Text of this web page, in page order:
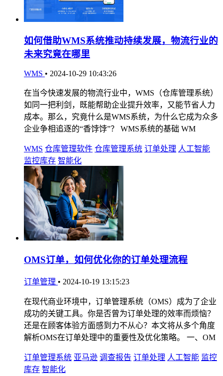
如何借助WMS系统推动持续发展，物流行业的
未来究竟在哪里
WMS • 2024-10-29 10:43:26
在当今快速发展的物流行业中，WMS（仓库管理系统）
如同一把利剑，既能帮助企业提升效率，又能节省人力
成本。那么，究竟什么是WMS系统，为什么它成为众多
企业争相追逐的“香饽饽”？ WMS系统的基础 WM
WMS 仓库管理软件 仓库管理系统 订单处理 人工智能
监控库存 智能化
OMS订单，如何优化你的订单处理流程
订单管理 • 2024-10-19 13:15:23
在现代商业环境中，订单管理系统（OMS）成为了企业
成功的关键工具。你是否曾为订单处理的效率而烦恼？
还是在顾客体验方面感到力不从心？本文将从多个角度
解析OMS在订单处理中的重要性及优化策略。 一、OM
订单管理系统 亚马逊 调查报告 订单处理 人工智能 监控
库存 智能化